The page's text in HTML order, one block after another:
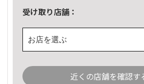
受け取り店舗：
お店を選ぶ
近くの店舗を確認す